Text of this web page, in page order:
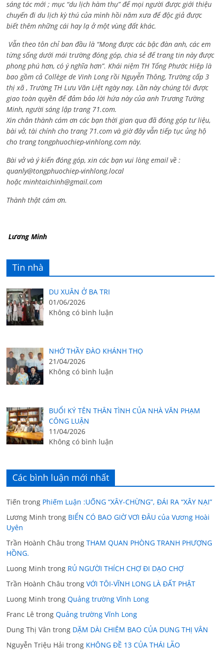
sáng tác mới ; mục “du lịch hàm thụ” để mọi người được giới thiệu
chuyến đi du lịch kỳ thú của mình hồi năm xưa để độc giả được
biết thêm những cái hay lạ ở một vùng đất khác.
Vẫn theo tôn chỉ ban đầu là “Mong được các bậc đàn anh, các em
từng sống dưới mái trường đóng góp, chia sẻ để trang tin này được
phong phú hơn, có ý nghĩa hơn”. Khái niệm TH Tống Phước Hiệp là
bao gồm cả Collège de Vinh Long rồi Nguyễn Thông, Trường cấp 3
thị xã , Trường TH Lưu Văn Liệt ngày nay. Lần này chúng tôi được
giao toàn quyền để đảm bảo lời hứa này của anh Trương Tường
Minh, người sáng lập trang 71.com.
Xin chân thành cám ơn các bạn thời gian qua đã đóng góp tư liệu,
bài vở, tài chính cho trang 71.com và giờ đây vẫn tiếp tục ủng hộ
cho trang tongphuochiep-vinhlong.com này.
Bài vở và ý kiến đóng góp, xin các bạn vui lòng email về :
quanly@tongphuochiep-vinhlong.local
hoặcminhtaichinh@gmail.com
Thành thật cám ơn.
Lương Minh
Tin nhà
DU XUÂN Ở BA TRI
01/06/2026
Không có bình luận
NHỚ THẦY ĐÀO KHÁNH THỌ
21/04/2026
Không có bình luận
BUỔI KÝ TÊN THÂN TÌNH CỦA NHÀ VĂN PHẠM
CÔNG LUẬN
11/04/2026
Không có bình luận
Các bình luận mới nhất
Tiến trong Phiếm Luận :UỐNG “XÂY-CHỪNG”, ĐÁI RA “XÂY NẠI”
Lương Minh trong BIỂN CÓ BAO GIỜ VƠI ĐÂU của Vương Hoài
Uyên
Trần Hoành Châu trongTHAM QUAN PHÒNG TRANH PHƯỢNG
HỒNG.
Luong Minh trong RỦ NGƯỜI THÍCH CHỢ ĐI DẠO CHỢ
Trần Hoành Châu trongVỚI TÔI-VĨNH LONG LÀ ĐẤT PHẬT
Luong Minh trongQuảng trường Vĩnh Long
Franc Lê trongQuảng trường Vĩnh Long
Dung Thị Vân trong DẶM DÀI CHIÊM BAO CỦA DUNG THỊ VÂN
Nguyễn Triệu Hải trong KHÔNG ĐỀ 13 CỦA THÁI LÃO